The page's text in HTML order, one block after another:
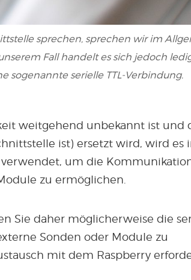
sprechen, sprechen wir im
Fall handelt es sich jedoch
sogenannte serielle TTL-Verbindung.
weitgehend unbekannt ist und
ist) ersetzt wird, wird es
um die
zu ermöglichen.
Sie daher möglicherweise die
Sonden oder Module zu
mit dem Raspberry